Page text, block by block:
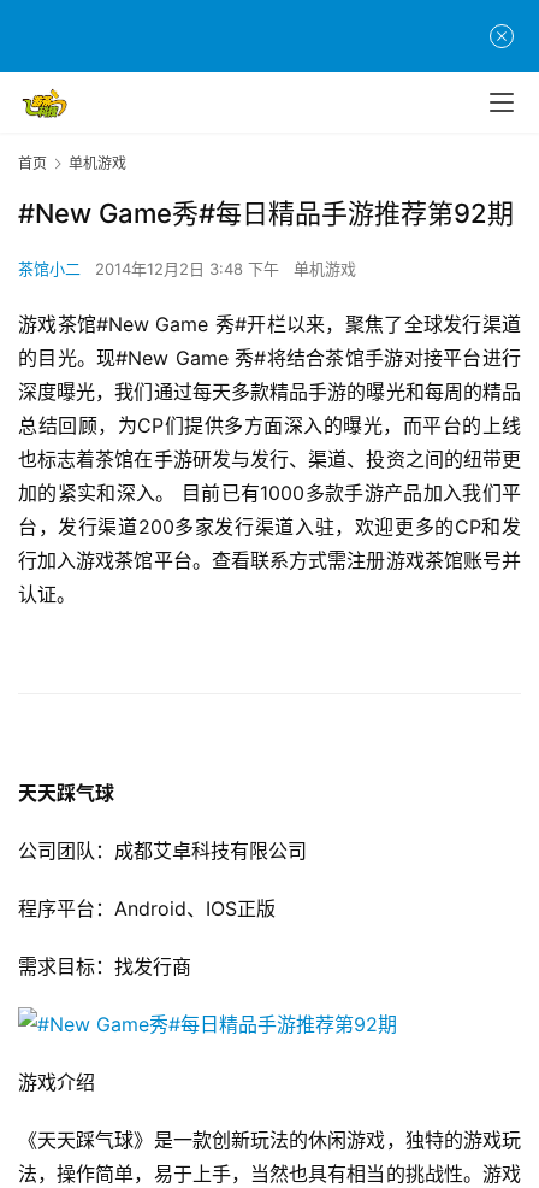
首页 单机游戏
#New Game秀#每日精品手游推荐第92期
茶馆小二 2014年12月2日 3:48 下午 单机游戏
游戏茶馆#New Game 秀#开栏以来，聚焦了全球发行渠道
的目光。现#New Game 秀#将结合茶馆手游对接平台进行
深度曝光，我们通过每天多款精品手游的曝光和每周的精品
总结回顾，为CP们提供多方面深入的曝光，而平台的上线
也标志着茶馆在手游研发与发行、渠道、投资之间的纽带更
加的紧实和深入。 目前已有1000多款手游产品加入我们平
台，发行渠道200多家发行渠道入驻，欢迎更多的CP和发
行加入游戏茶馆平台。查看联系方式需注册游戏茶馆账号并
认证。
天天踩气球
公司团队：成都艾卓科技有限公司
程序平台：Android、IOS正版
需求目标：找发行商
游戏介绍
《天天踩气球》是一款创新玩法的休闲游戏，独特的游戏玩
法，操作简单，易于上手，当然也具有相当的挑战性。游戏